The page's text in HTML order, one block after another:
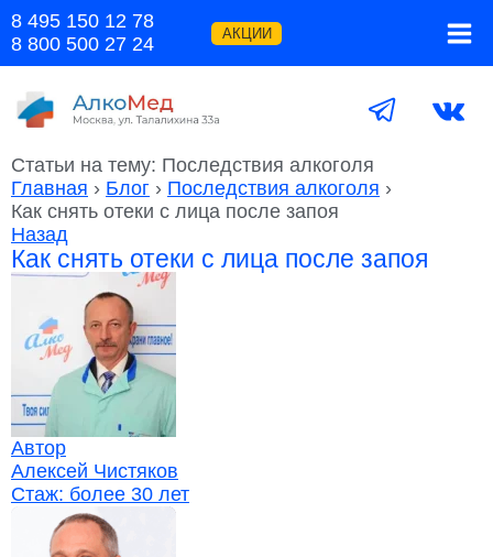
Перейти
содержимому
8 495 150 12 78
8 800 500 27 24
АКЦИИ
Статьи на тему: Последствия алкоголя
Главная › Блог › Последствия алкоголя ›
Как снять отеки с лица после запоя
Назад
Как снять отеки с лица после запоя
Автор
Алексей Чистяков
Стаж: более 30 лет